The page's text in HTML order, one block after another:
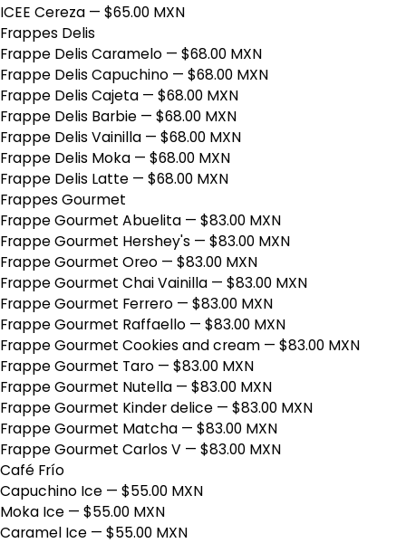
ICEE Cereza — $65.00 MXN
Frappes Delis
Frappe Delis Caramelo — $68.00 MXN
Frappe Delis Capuchino — $68.00 MXN
Frappe Delis Cajeta — $68.00 MXN
Frappe Delis Barbie — $68.00 MXN
Frappe Delis Vainilla — $68.00 MXN
Frappe Delis Moka — $68.00 MXN
Frappe Delis Latte — $68.00 MXN
Frappes Gourmet
Frappe Gourmet Abuelita — $83.00 MXN
Frappe Gourmet Hershey's — $83.00 MXN
Frappe Gourmet Oreo — $83.00 MXN
Frappe Gourmet Chai Vainilla — $83.00 MXN
Frappe Gourmet Ferrero — $83.00 MXN
Frappe Gourmet Raffaello — $83.00 MXN
Frappe Gourmet Cookies and cream — $83.00 MXN
Frappe Gourmet Taro — $83.00 MXN
Frappe Gourmet Nutella — $83.00 MXN
Frappe Gourmet Kinder delice — $83.00 MXN
Frappe Gourmet Matcha — $83.00 MXN
Frappe Gourmet Carlos V — $83.00 MXN
Café Frío
Capuchino Ice — $55.00 MXN
Moka Ice — $55.00 MXN
Caramel Ice — $55.00 MXN